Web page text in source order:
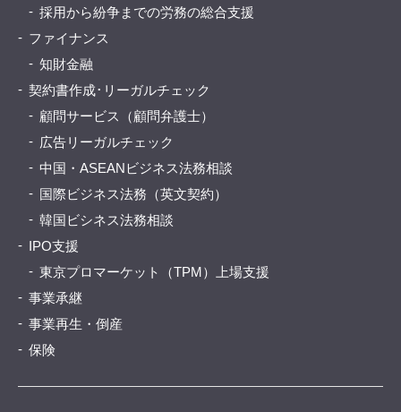
採用から紛争までの労務の総合支援
ファイナンス
知財金融
契約書作成･リーガルチェック
顧問サービス（顧問弁護士）
広告リーガルチェック
中国・ASEANビジネス法務相談
国際ビジネス法務（英文契約）
韓国ビシネス法務相談
IPO支援
東京プロマーケット（TPM）上場支援
事業承継
事業再生・倒産
保険